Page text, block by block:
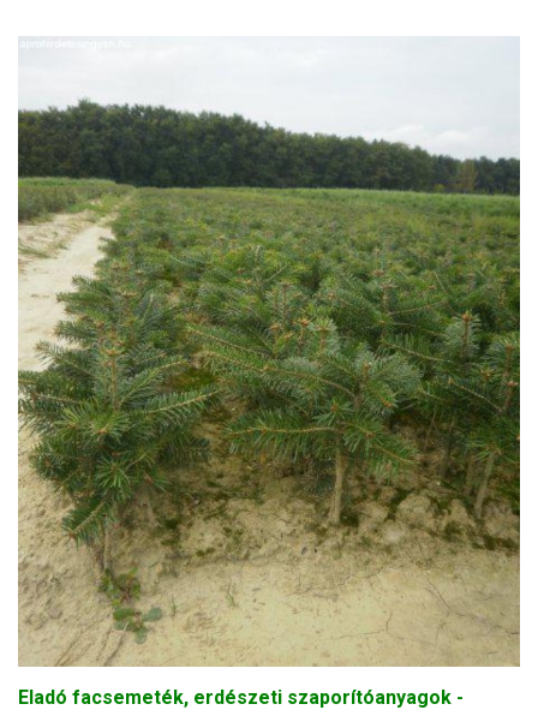
Eladó facsemeték, erdészeti szaporítóanyagok -